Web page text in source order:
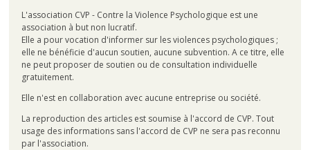
L'association CVP - Contre la Violence Psychologique est une
association à but non lucratif.
Elle a pour vocation d'informer sur les violences psychologiques ;
elle ne bénéficie d'aucun soutien, aucune subvention. A ce titre, elle
ne peut proposer de soutien ou de consultation individuelle
gratuitement.
Elle n'est en collaboration avec aucune entreprise ou société.
La reproduction des articles est soumise à l'accord de CVP. Tout
usage des informations sans l'accord de CVP ne sera pas reconnu
par l'association.